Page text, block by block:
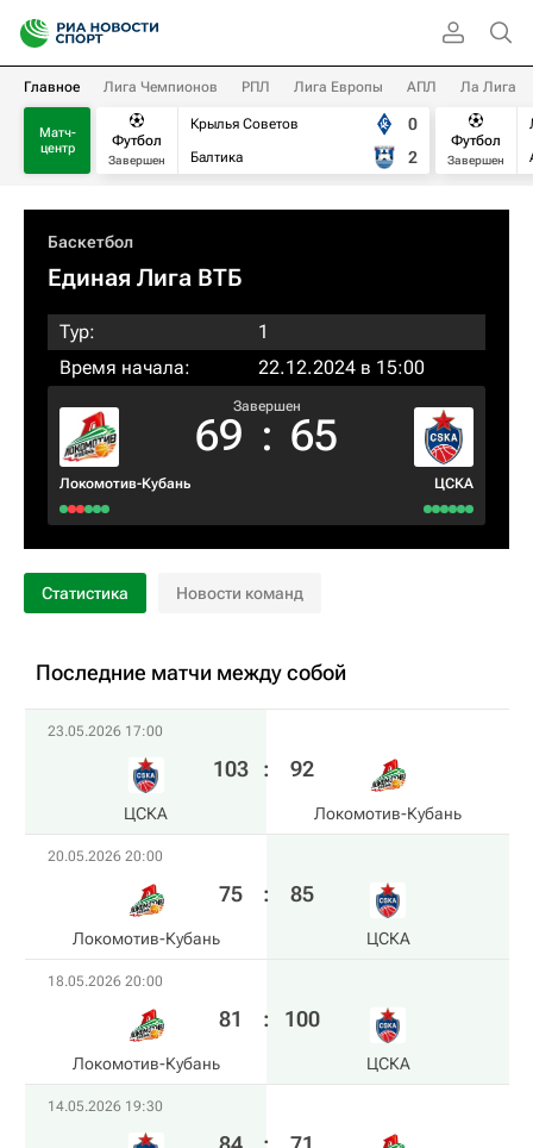
Главное Лига Чемпионов РПЛ Лига Европы АПЛ Ла Лига
Матч-
центр
Футбол
Завершен
Крылья Советов
Балтика
0
2
Футбол
Завершен
Баскетбол
Единая Лига ВТБ
Тур:
1
Время начала:
22.12.2024 в 15:00
Локомотив-Кубань
Завершен
69 : 65
ЦСКА
Статистика Новости команд
Последние матчи между собой
23.05.2026 17:00
ЦСКА
103 : 92
Локомотив-Кубань
20.05.2026 20:00
Локомотив-Кубань
75 : 85
ЦСКА
18.05.2026 20:00
Локомотив-Кубань
81 : 100
ЦСКА
14.05.2026 19:30